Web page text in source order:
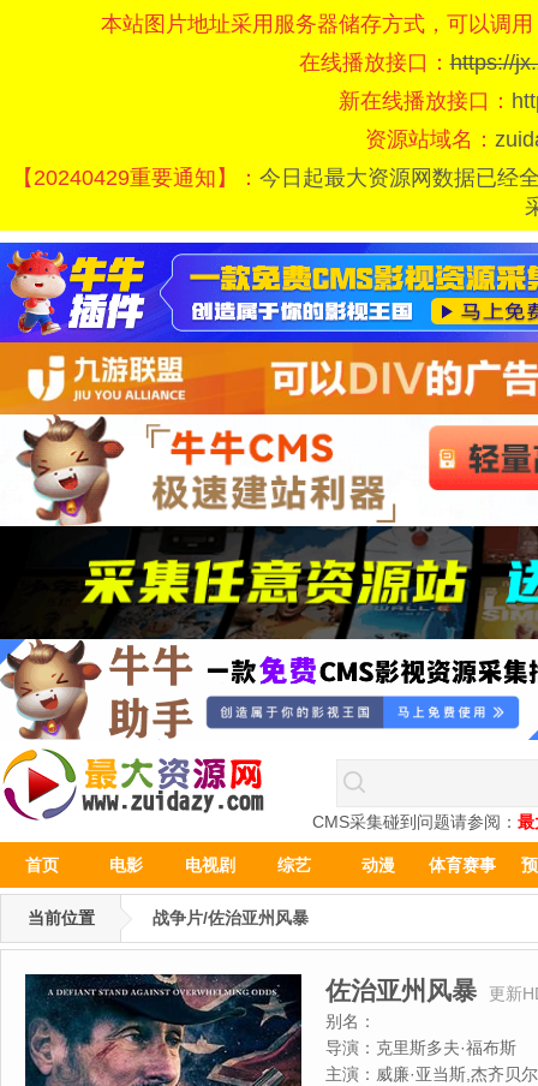
本站图片地址采用服务器储存方式，可以调
在线播放接口：https://
新在线播放接口：
资源站域名：
【20240429重要通知】： 今日起最大资源网数据已经
CMS采集碰到问题请参阅： 最
首页 电影 电视剧 综艺 动漫 体育赛事
当前位置 战争片/佐治亚州风暴
佐治亚州风暴
更新
别名：
导演： 克里斯多夫·福布斯
主演： 威廉·亚当斯,杰齐贝